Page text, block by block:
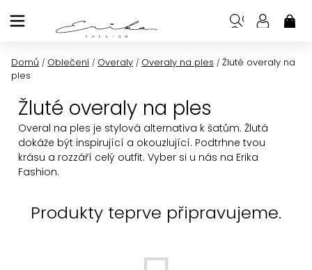
na
Domů / Oblečení / Overaly / Overaly na ples / Žluté overaly na
ples
Žluté overaly na ples
Overal na ples je stylová alternativa k šatům. Žlutá
dokáže být inspirující a okouzlující. Podtrhne tvou
krásu a rozzáří celý outfit. Vyber si u nás na Erika
Fashion.
Produkty teprve připravujeme.